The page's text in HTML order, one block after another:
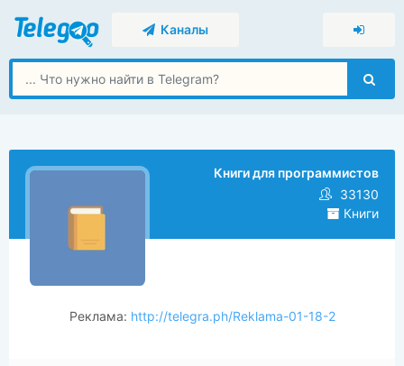
Каналы
Книги для программистов
33130
Книги
Реклама: http://telegra.ph/Reklama-01-18-2